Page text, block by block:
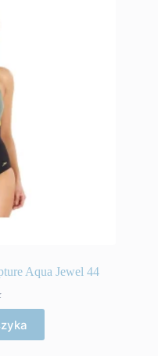
Aqua Jewel 44